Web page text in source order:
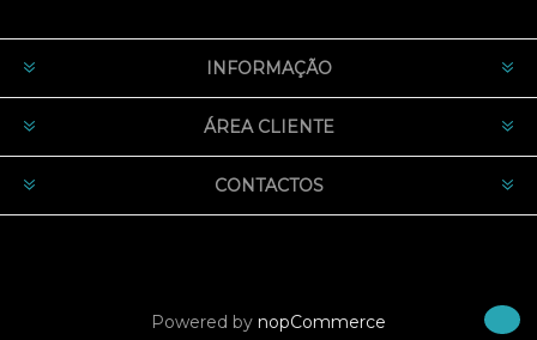
INFORMAÇÃO
ÁREA CLIENTE
CONTACTOS
Powered by nopCommerce